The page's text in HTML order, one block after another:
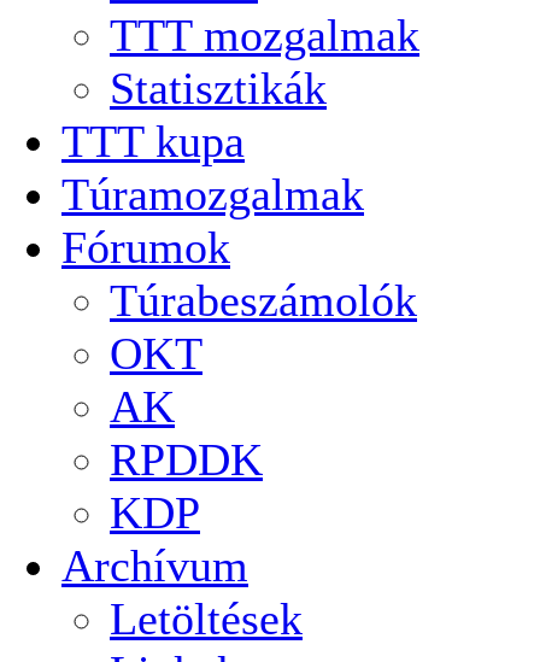
TTT mozgalmak
Statisztikák
TTT kupa
Túramozgalmak
Fórumok
Túrabeszámolók
OKT
AK
RPDDK
KDP
Archívum
Letöltések